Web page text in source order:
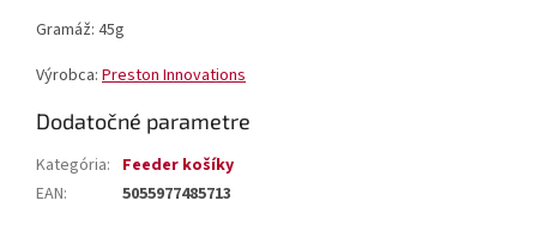
Gramáž: 45g
Výrobca: Preston Innovations
Dodatočné parametre
Kategória: Feeder košíky
EAN: 5055977485713